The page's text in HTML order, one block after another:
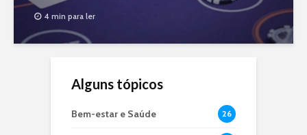
4 min para ler
Alguns tópicos
Bem-estar e Saúde 26